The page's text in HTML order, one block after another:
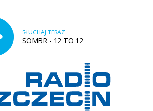
SŁUCHAJ TERAZ
SOMBR - 12 TO 12